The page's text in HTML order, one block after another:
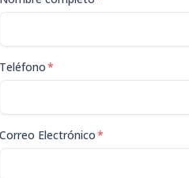
Teléfono*
Correo Electrónico*